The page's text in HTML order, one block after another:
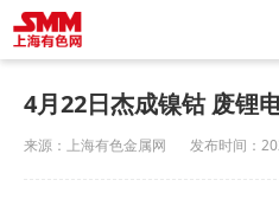
4月22日杰成镍钴 废锂
来源： 上海有色金属网 发布时间：